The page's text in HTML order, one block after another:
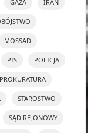
GAZA IRAN
MOSSAD
PIS POLICJA
PROKURATURA
STAROSTWO
SĄD REJONOWY